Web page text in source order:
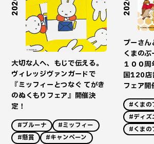
大切な人へ、もじで伝える。
ヴィレッジヴァンガードで
『ミッフィーとつなぐ てがき
のぬくもりフェア』開催決
定！
#ブルーナ
#ミッフィー
#懸賞
#キャンペーン
プーさ
くまの
１００
国120店
フェア開
#くまの
#ディズ
#くまの